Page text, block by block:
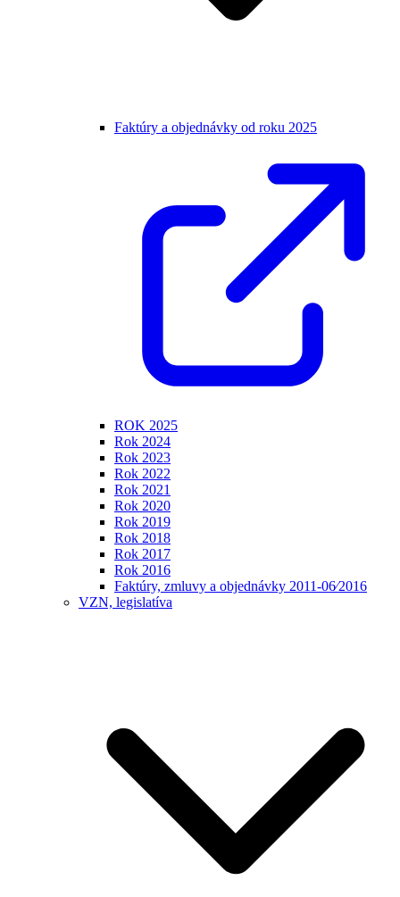
Faktúry a objednávky od roku 2025
ROK 2025
Rok 2024
Rok 2023
Rok 2022
Rok 2021
Rok 2020
Rok 2019
Rok 2018
Rok 2017
Rok 2016
Faktúry, zmluvy a objednávky 2011-06⁄2016
VZN, legislatíva